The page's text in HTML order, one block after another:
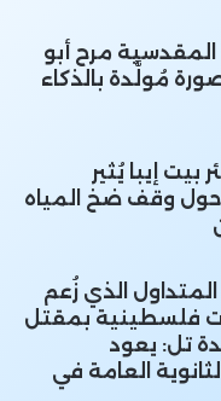
المقدسية مرح أبو
مُولَّدة بالذكاء
إيبا يُثير
حول وقف ضخ المياه
الذي زُعم
فلسطينية بمقتل
تل: يعود
العامة في